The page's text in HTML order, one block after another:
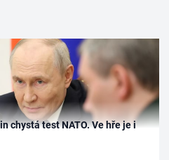
chystá test NATO. Ve hře je i